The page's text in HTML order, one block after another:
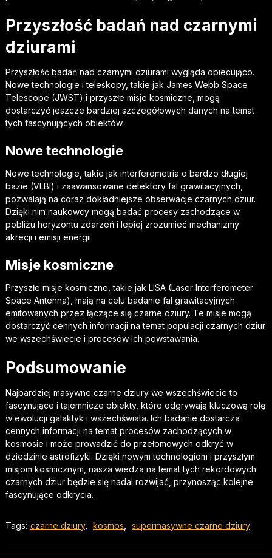
Przyszłość badań nad czarnymi
dziurami
Przyszłość badań nad czarnymi dziurami wygląda obiecująco.
Nowe technologie i teleskopy, takie jak James Webb Space
Telescope (JWST) i przyszłe misje kosmiczne, mogą
dostarczyć jeszcze bardziej szczegółowych danych na temat
tych fascynujących obiektów.
Nowe technologie
Nowe technologie, takie jak interferometria o bardzo długiej
bazie (VLBI) i zaawansowane detektory fal grawitacyjnych,
pozwalają na coraz dokładniejsze obserwacje czarnych dziur.
Dzięki nim naukowcy mogą badać procesy zachodzące w
pobliżu horyzontu zdarzeń i lepiej zrozumieć mechanizmy
akrecji i emisji energii.
Misje kosmiczne
Przyszłe misje kosmiczne, takie jak LISA (Laser Interferometer
Space Antenna), mają na celu badanie fal grawitacyjnych
emitowanych przez łączące się czarne dziury. Te misje mogą
dostarczyć cennych informacji na temat populacji czarnych dziur
we wszechświecie i procesów ich powstawania.
Podsumowanie
Najbardziej masywne czarne dziury we wszechświecie to
fascynujące i tajemnicze obiekty, które odgrywają kluczową rolę
w ewolucji galaktyk i wszechświata. Ich badanie dostarcza
cennych informacji na temat procesów zachodzących w
kosmosie i może prowadzić do przełomowych odkryć w
dziedzinie astrofizyki. Dzięki nowym technologiom i przyszłym
misjom kosmicznym, nasza wiedza na temat tych rekordowych
czarnych dziur będzie się nadal rozwijać, przynosząc kolejne
fascynujące odkrycia.
Tags: czarne dziury, kosmos supermasywne czarne dziury